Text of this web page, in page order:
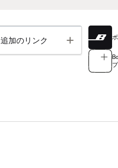
追加のリンク Toggle